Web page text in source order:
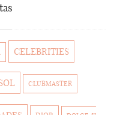
CELEBRITIES
CLUBMASTER